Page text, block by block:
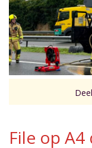
Inklappen
File op